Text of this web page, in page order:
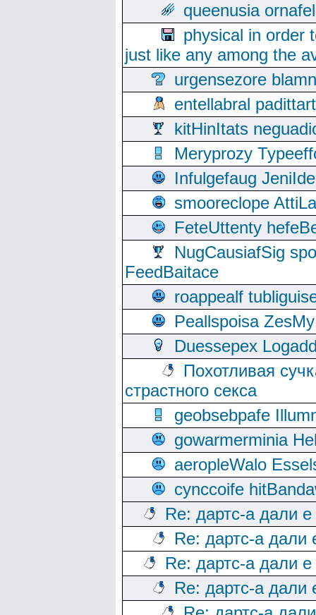
queenusia
physical in order
just like any among the
urgensezore
entellabral
kitHinItats
Meryprozy
Infulgefaug
smooreclope
FeteUttenty
NugCausiafSig
FeedBaitace
roappealf
Peallspoisa
Duessepex
Похотливая
страстного секса
geobsebpafe
gowarmerminia
aeropleWalo
cynccoife
Re: дартс-а дали
Re: дартс-а дали
Re: дартс-а дали
Re: дартс-а дали